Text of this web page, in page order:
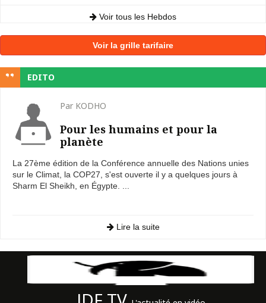
Voir tous les Hebdos
Voir la grille tarifaire
EDITO
Par KODHO
Pour les humains et pour la
planète
La 27ème édition de la Conférence annuelle des Nations unies
sur le Climat, la COP27, s'est ouverte il y a quelques jours à
Sharm El Sheikh, en Égypte. ...
Lire la suite